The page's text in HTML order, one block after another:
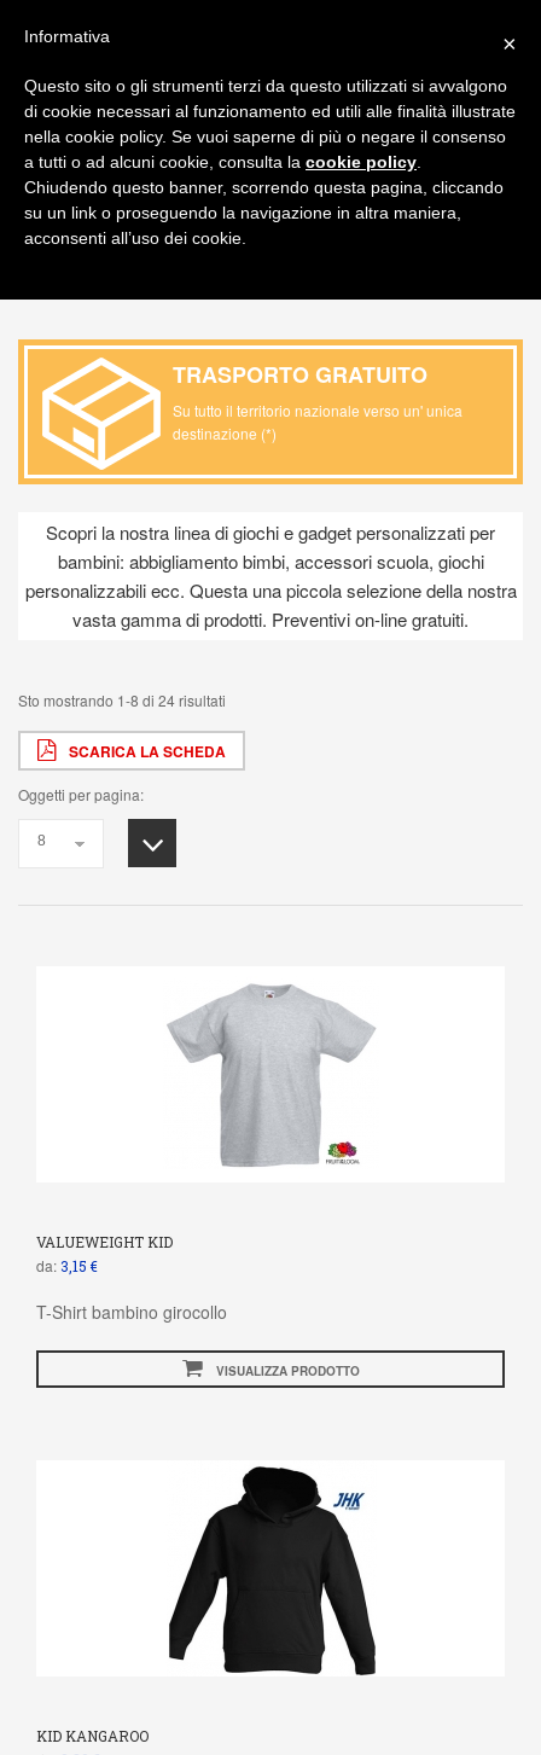
PRODOTTO / KIDS & GAMES /
ABBIGLIAMENTO BIMBO
TRASPORTO GRATUITO
Su tutto il territorio nazionale verso un' unica
destinazione (*)
Scopri la nostra linea di giochi e gadget personalizzati per
bambini: abbigliamento bimbi, accessori scuola, giochi
personalizzabili ecc. Questa una piccola selezione della nostra
vasta gamma di prodotti. Preventivi on-line gratuiti.
Sto mostrando 1-8 di 24 risultati
SCARICA LA SCHEDA
Oggetti per pagina:
VALUEWEIGHT KID
da: 3,15 €
T-Shirt bambino girocollo
VISUALIZZA PRODOTTO
KID KANGAROO
×
Informativa
Questo sito o gli strumenti terzi da questo utilizzati si avvalgono
di cookie necessari al funzionamento ed utili alle finalità illustrate
nella cookie policy. Se vuoi saperne di più o negare il consenso
a tutti o ad alcuni cookie, consulta la cookie policy
Chiudendo questo banner, scorrendo questa pagina, cliccando
su un link o proseguendo la navigazione in altra maniera,
acconsenti all’uso dei cookie.